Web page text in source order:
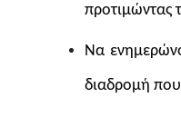
προτιμώντας
Να
διαδρομή